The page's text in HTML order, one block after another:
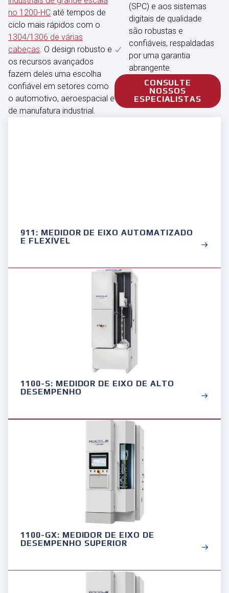
no 1200-HC até tempos de
ciclo mais rápidos com o
1304/1306 de várias
cabeças . O design robusto e
os recursos avançados
fazem deles uma escolha
confiável em setores como
o automotivo, aeroespacial e
de manufatura industrial.
(SPC) e aos sistemas
digitais de qualidade
são robustas e
confiáveis, respaldadas
por uma garantia
abrangente
CONSULTE
NOSSOS
ESPECIALISTAS
911: MEDIDOR DE EIXO AUTOMATIZADO
E FLEXÍVEL
1100-S: MEDIDOR DE EIXO DE ALTO
DESEMPENHO
1100-GX: MEDIDOR DE EIXO DE
DESEMPENHO SUPERIOR